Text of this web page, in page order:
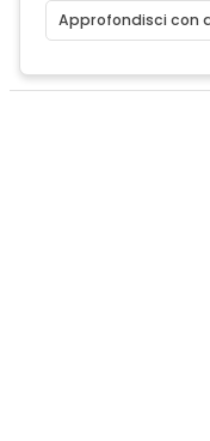
Approfondisci con